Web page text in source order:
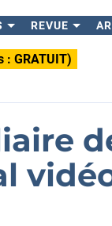
REVUE
: GRATUIT)